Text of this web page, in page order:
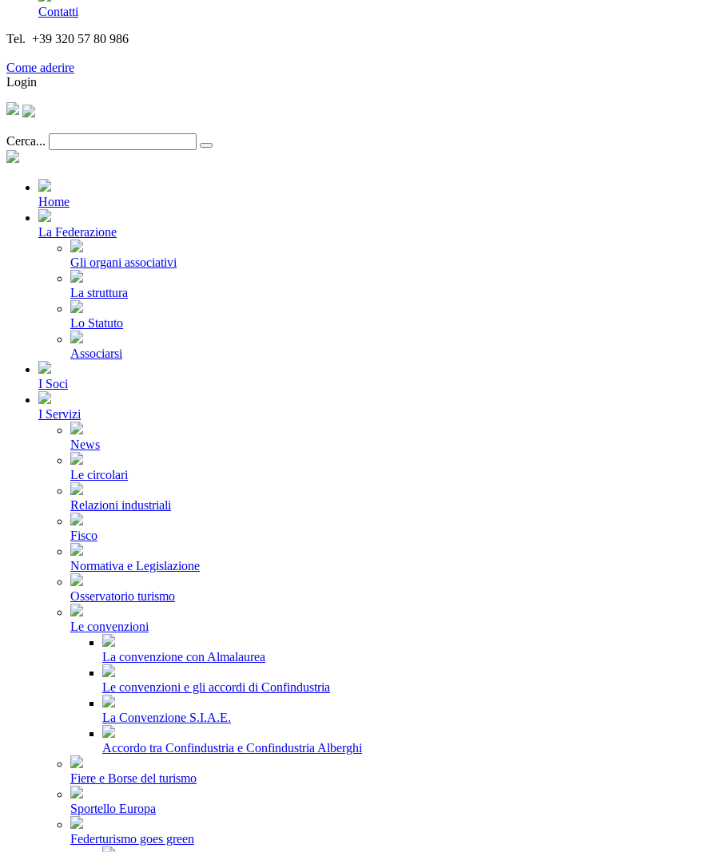
Contatti
Tel. +39 320 57 80 986
Come aderire
Login
Cerca...
Home
La Federazione
Gli organi associativi
La struttura
Lo Statuto
Associarsi
I Soci
I Servizi
News
Le circolari
Relazioni industriali
Fisco
Normativa e Legislazione
Osservatorio turismo
Le convenzioni
La convenzione con Almalaurea
Le convenzioni e gli accordi di Confindustria
La Convenzione S.I.A.E.
Accordo tra Confindustria e Confindustria Alberghi
Fiere e Borse del turismo
Sportello Europa
Federturismo goes green